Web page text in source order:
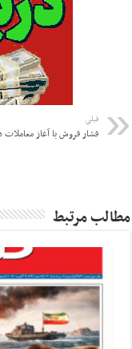
قبلی
فشار فروش با آغاز
مطالب مرتبط